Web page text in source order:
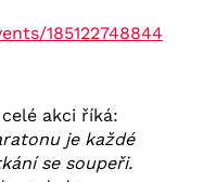
185122748844
celé akci říká:
je každé
se soupeři.